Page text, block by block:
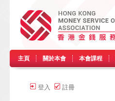
主頁 關於本會 本會課程
登入 註冊